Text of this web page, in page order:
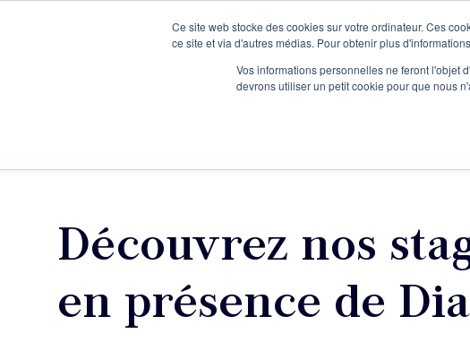
Ce site web stocke des cookies sur votre ordinateur. Ces
ce site et via d'autres médias. Pour obtenir plus
Vos informations personnelles ne feront l'objet
devrons utiliser un petit cookie pour que nous
Je participe à une session d’information Le podcast
Découvrez nos
en présence de